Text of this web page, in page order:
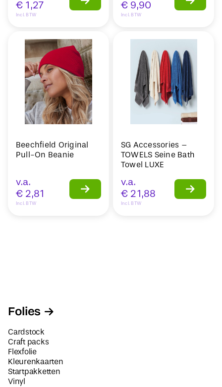
€ 1,27
Incl. BTW
€ 9,90
Incl. BTW
Beechfield Original
Pull-On Beanie
v.a.
€ 2,81
Incl. BTW
SG Accessories –
TOWELS Seine Bath
Towel LUXE
v.a.
€ 21,88
Incl. BTW
Folies
Cardstock
Craft packs
Flexfolie
Kleurenkaarten
Startpakketten
Vinyl